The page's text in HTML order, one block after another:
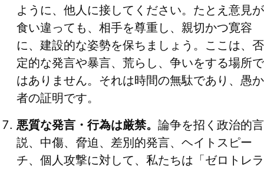
ように、他人に接してください。たとえ意見が
食い違っても、相手を尊重し、親切かつ寛容
に、建設的な姿勢を保ちましょう。ここは、否
定的な発言や暴言、荒らし、争いをする場所で
はありません。それは時間の無駄であり、愚か
者の証明です。
悪質な発言・行為は厳禁。 論争を招く政治的言
説、中傷、脅迫、差別的発言、ヘイトスピー
チ、個人攻撃に対して、私たちは「ゼロトレラ